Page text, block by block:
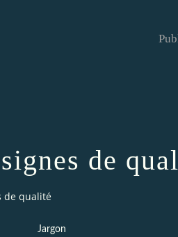
de
de qualité
Jargon